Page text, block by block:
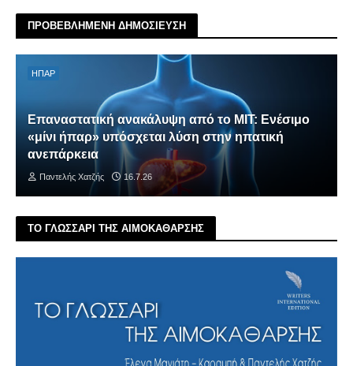
ΠΡΟΒΕΒΛΗΜΕΝΗ ΔΗΜΟΣΙΕΥΣΗ
ΗΠΑΡ
Επαναστατική ανακάλυψη από το MIT: Ενέσιμο
«μίνι ήπαρ» υπόσχεται λύση στην ηπατική
ανεπάρκεια
Παντελής Χατζής 16.7.26
ΤΟ ΓΛΩΣΣΑΡΙ ΤΗΣ ΑΙΜΟΚΑΘΑΡΣΗΣ